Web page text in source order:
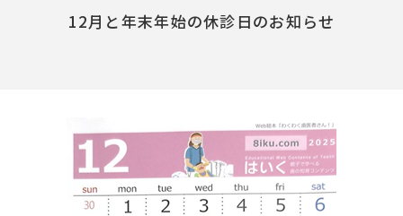
12月と年末年始の休診日のお知らせ